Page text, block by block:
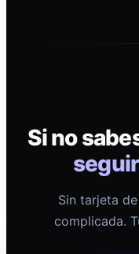
Si no
Sin tarjeta
complicada.